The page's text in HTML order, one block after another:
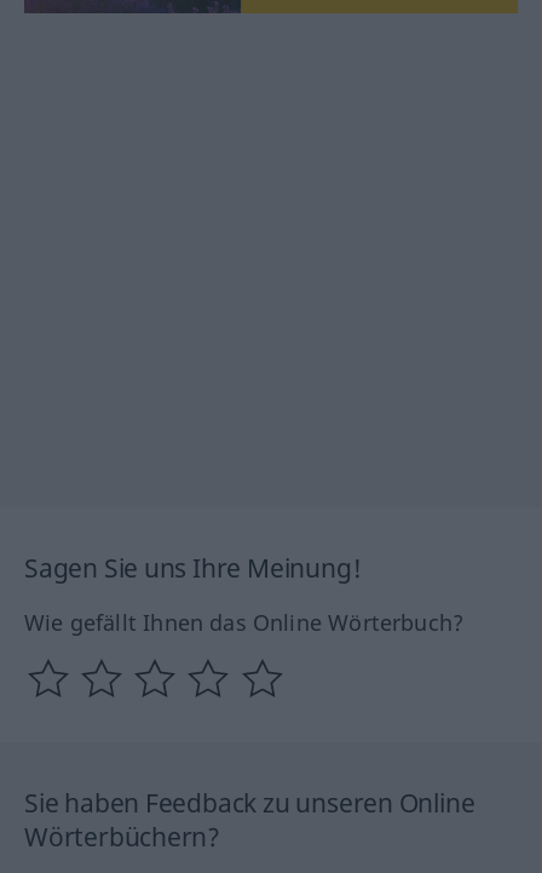
Sagen Sie uns Ihre Meinung!
Wie gefällt Ihnen das Online Wörterbuch?
Sie haben Feedback zu unseren Online
Wörterbüchern?